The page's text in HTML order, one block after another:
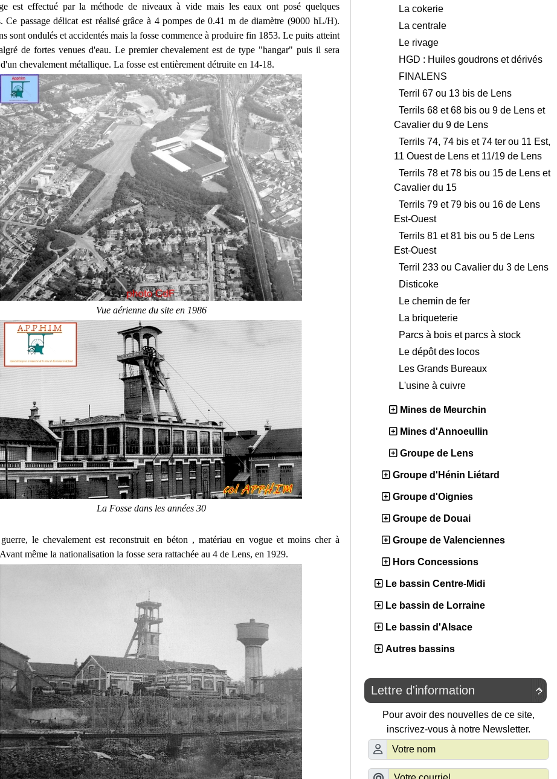
est effectué par la méthode de niveaux à vide mais les eaux ont posé quelques
Ce passage délicat est réalisé grâce à 4 pompes de 0.41 m de diamètre (9000 hL/H).
sont ondulés et accidentés mais la fosse commence à produire fin 1853. Le puits atteint
de fortes venues d'eau. Le premier chevalement est de type "hangar" puis il sera
chevalement métallique. La fosse est entièrement détruite en 14-18.
Vue aérienne du site en 1986
La Fosse dans les années 30
le chevalement est reconstruit en béton , matériau en vogue et moins cher à
même la nationalisation la fosse sera rattachée au 4 de Lens, en 1929.
La cokerie
La centrale
Le rivage
HGD : Huiles goudrons et dérivés
FINALENS
Terril 67 ou 13 bis de Lens
Terrils 68 et 68 bis ou 9 de Lens et
Cavalier du 9 de Lens
Terrils 74, 74 bis et 74 ter ou 11 Est,
11 Ouest de Lens et 11/19 de Lens
Terrils 78 et 78 bis ou 15 de Lens et
Cavalier du 15
Terrils 79 et 79 bis ou 16 de Lens
Est-Ouest
Terrils 81 et 81 bis ou 5 de Lens
Est-Ouest
Terril 233 ou Cavalier du 3 de Lens
Disticoke
Le chemin de fer
La briqueterie
Parcs à bois et parcs à stock
Le dépôt des locos
Les Grands Bureaux
L'usine à cuivre
Mines de Meurchin
Mines d'Annoeullin
Groupe de Lens
Groupe d'Hénin Liétard
Groupe d'Oignies
Groupe de Douai
Groupe de Valenciennes
Hors Concessions
Le bassin Centre-Midi
Le bassin de Lorraine
Le bassin d'Alsace
Autres bassins

Lettre d'information
Pour avoir des nouvelles de ce site,
inscrivez-vous à notre Newsletter.